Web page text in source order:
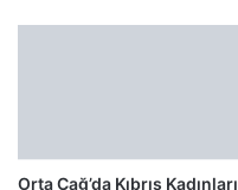
Orta Çağ’da Kıbrıs Kadınları